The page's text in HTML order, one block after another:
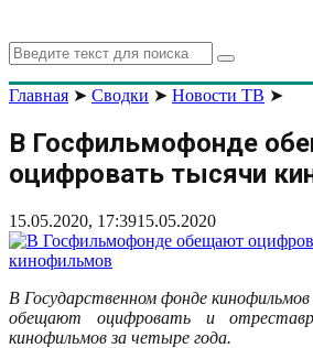
Search
for:
Search
Главная ➤ Сводки ➤ Новости ТВ ➤
В Госфильмофонде
оцифровать тысячи
15.05.2020, 17:3915.05.2020
В Государственном фонде
обещают оцифровать и
кинофильмов за четыре года.